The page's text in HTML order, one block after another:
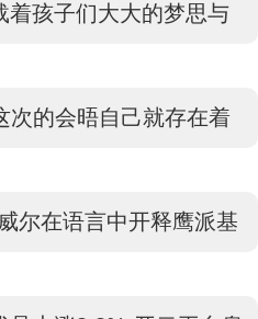
着孩子们大大的梦思与
次的会晤自己就存在着
在语言中开释鹰派基